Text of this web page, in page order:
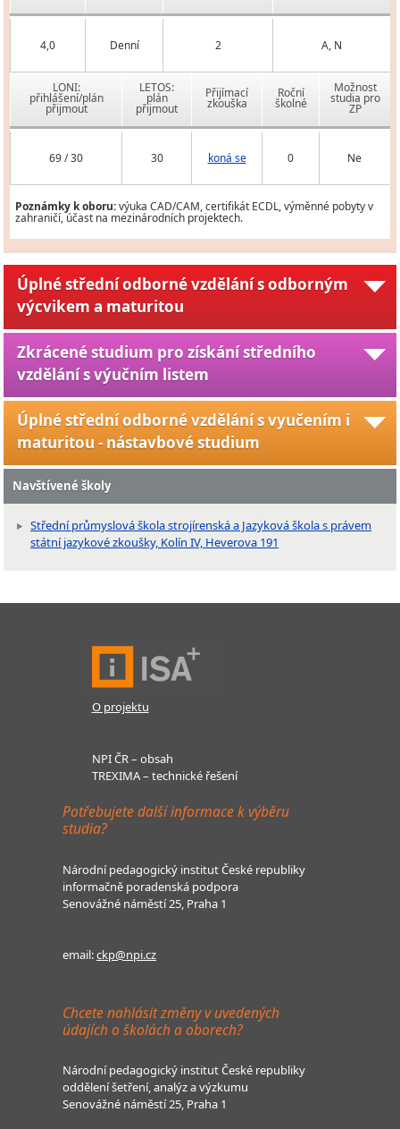
4,0 Denní 2 A, N
LONI:
přihlášení/plán
přijmout
LETOS:
plán
přijmout
Přijímací
zkouška
Roční
školné
Možnost
studia pro
ZP
69 / 30 30 koná se 0 Ne
Poznámky k oboru:výuka CAD/CAM, certifikát ECDL, výměnné pobyty v
zahraničí, účast na mezinárodních projektech.
Úplné střední odborné vzdělání s odborným
výcvikem a maturitou
Zkrácené studium pro získání středního
vzdělání s výučním listem
Úplné střední odborné vzdělání s vyučením i
maturitou - nástavbové studium
Navštívené školy
Střední průmyslová škola strojírenská a Jazyková škola s právem
státní jazykové zkoušky, Kolín IV, Heverova 191
O projektu
NPI ČR – obsah
TREXIMA – technické řešení
Potřebujete další informace k výběru
studia?
Národní pedagogický institut České republiky
informačně poradenská podpora
Senovážné náměstí 25, Praha 1
email:ckp@npi.cz
Chcete nahlásit změny v uvedených
údajích o školách a oborech?
Národní pedagogický institut České republiky
oddělení šetření, analýz a výzkumu
Senovážné náměstí 25, Praha 1